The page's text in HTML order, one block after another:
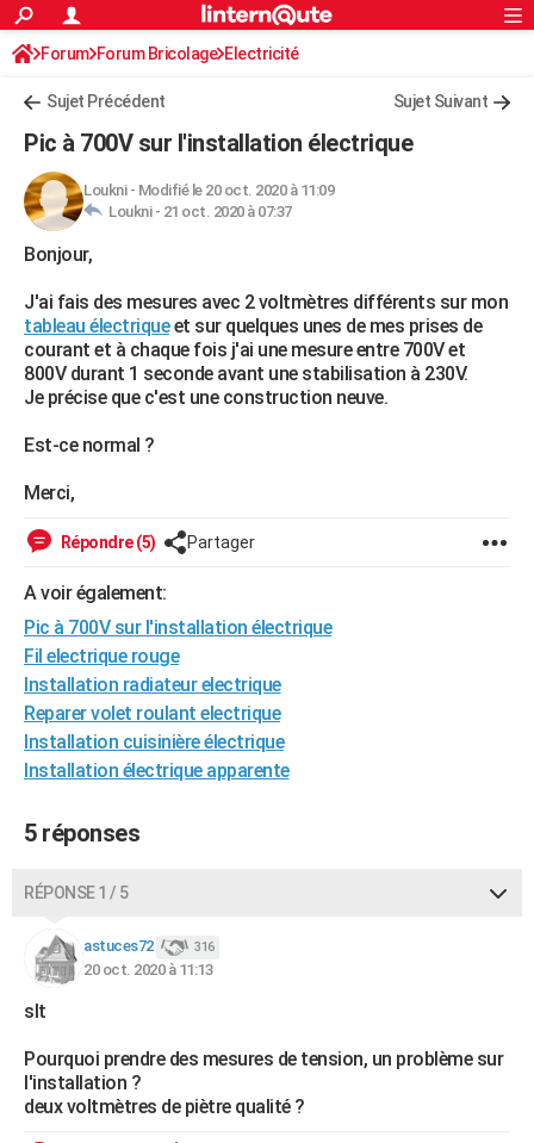
ACTUALITÉS
Politique
Société
Faits Divers
Education
Monde
Villes
+
FINANCE
Retraite
Impôts
Epargne
Immobilier
Risques naturels par ville
Banque
Assurance
Crédit
AUTO
Essais
Réserver un essai
Citadines
Berlines
SUV
Forum auto
+HIGH-TECH
Mobiles
Meilleur smartphone
Internet
Ordinateurs
Jeux vidéo
Guide high-tech
+BRICOLAGE
Forum
Aménagement intérieur
Extérieur
Cuisine
Salle de bains
Jardinage
Rangement
WEEK-END
Guides de France
Escapades
Patrimoine
Expositions
Musées
Week-end nature
Alimentation
Guide de la santé
Maladies
Médicaments
Sommeil
Destinations
City break
Voyage nature
Voyage de noces
Forum
Climat
BONS PLANS
CARTE DE VOEUX
Carte de Noël
Carte Bonne année
Carte Saint-Valentin
Carte Pâques
Carte d'anniversaire
DICTIONNAIRE
COPAINS D'AVANT
S'inscrire
Se connecter
Lycées
Collèges
Primaires
Universités
Entreprises
Service militaire
Avis de recherche
AVIS DE DÉCÈS
FORUM
Bricolage
Lifestyle
Culture
Auto
Television
Voyage
Cinema
S'inscrire
Connexion
Forum Forum Bricolage Electricité
Sujet Précédent Sujet Suivant
Pic à 700V sur l'installation électrique
Loukni- Modifié le 20 oct. 2020 à 11:09
Loukni - 21 oct. 2020 à 07:37
Bonjour,
J'ai fais des mesures avec 2 voltmètres différents sur mon
tableau électriqueet sur quelques unes de mes prises de
courant et à chaque fois j'ai une mesure entre 700V et
800V durant 1 seconde avant une stabilisation à 230V.
Je précise que c'est une construction neuve.
Est-ce normal ?
Merci,
Répondre (5) Partager
A voir également:
Pic à 700V sur l'installation électrique
Fil electrique rouge
Installation radiateur electrique
Reparer volet roulant electrique
Installation cuisinière électrique
Installation électrique apparente
5 réponses
RÉPONSE 1 / 5
astuces72 316
20 oct. 2020 à 11:13
slt
Pourquoi prendre des mesures de tension, un problème sur
l'installation ?
deux voltmètres de piètre qualité ?